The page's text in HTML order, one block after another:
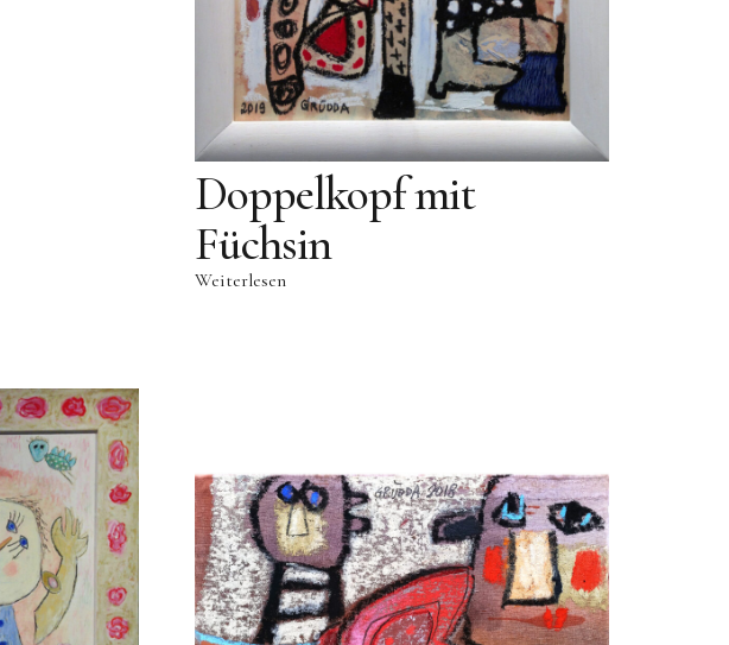
Doppelkopf mit
Füchsin
Weiterlesen